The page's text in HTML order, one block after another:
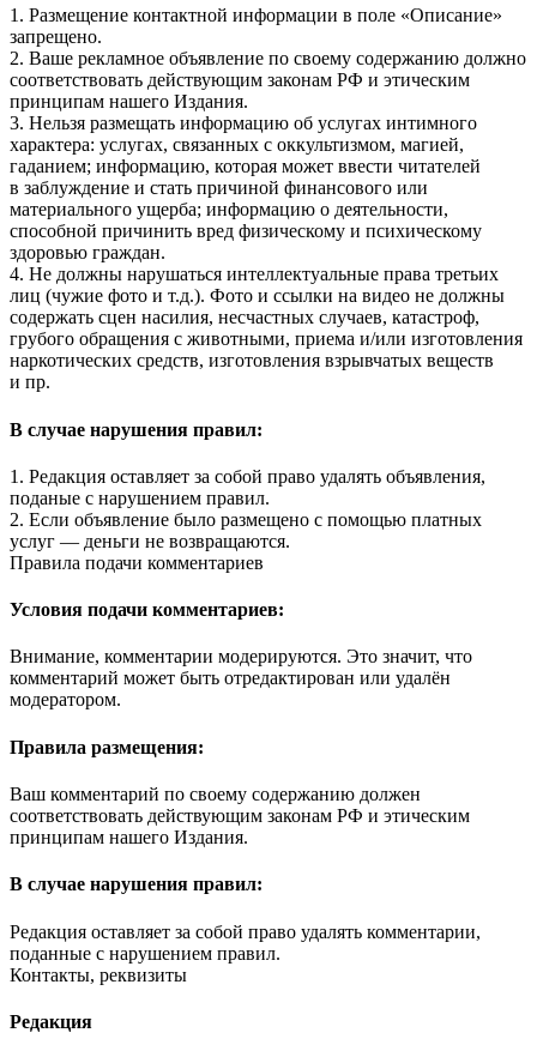
1. Размещение контактной информации в поле «Описание»
запрещено.
2. Ваше рекламное объявление по своему содержанию должно
соответствовать действующим законам РФ и этическим
принципам нашего Издания.
3. Нельзя размещать информацию об услугах интимного
характера: услугах, связанных с оккультизмом, магией,
гаданием; информацию, которая может ввести читателей
в заблуждение и стать причиной финансового или
материального ущерба; информацию о деятельности,
способной причинить вред физическому и психическому
здоровью граждан.
4. Не должны нарушаться интеллектуальные права третьих
лиц (чужие фото и т.д.). Фото и ссылки на видео не должны
содержать сцен насилия, несчастных случаев, катастроф,
грубого обращения с животными, приема и/или изготовления
наркотических средств, изготовления взрывчатых веществ
и пр.
В случае нарушения правил:
1. Редакция оставляет за собой право удалять объявления,
поданые с нарушением правил.
2. Если объявление было размещено с помощью платных
услуг — деньги не возвращаются.
Правила подачи комментариев
Условия подачи комментариев:
Внимание, комментарии модерируются. Это значит, что
комментарий может быть отредактирован или удалён
модератором.
Правила размещения:
Ваш комментарий по своему содержанию должен
соответствовать действующим законам РФ и этическим
принципам нашего Издания.
В случае нарушения правил:
Редакция оставляет за собой право удалять комментарии,
поданные с нарушением правил.
Контакты, реквизиты
Редакция